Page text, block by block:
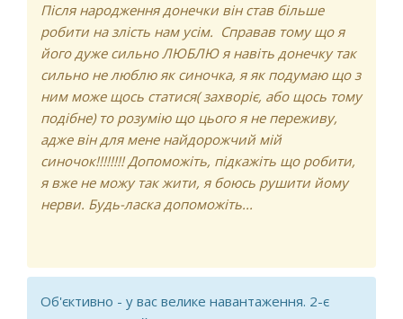
Після народження донечки він став більше
робити на злість нам усім. Справав тому що я
його дуже сильно ЛЮБЛЮ я навіть донечку так
сильно не люблю як синочка, я як подумаю що з
ним може щось статися( захворіє, або щось тому
подібне) то розумію що цього я не переживу,
адже він для мене найдорожчий мій
синочок!!!!!!!! Допоможіть, підкажіть що робити,
я вже не можу так жити, я боюсь рушити йому
нерви. Будь-ласка допоможіть...
Об'єктивно - у вас велике навантаження. 2-є